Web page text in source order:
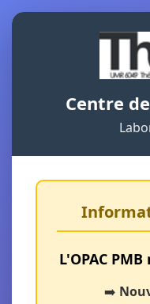
Centre
L'OPAC
➡️